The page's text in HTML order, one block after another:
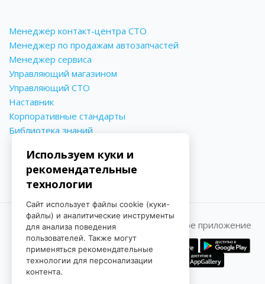
Менеджер контакт-центра СТО
Менеджер по продажам автозапчастей
Менеджер сервиса
Управляющий магазином
Управляющий СТО
Наставник
Корпоративные стандарты
Библиотека знаний
Принимаем к оплате Мобильное приложение
Используем куки и
рекомендательные
технологии
Сайт использует файлы cookie (куки-
файлы) и аналитические инструменты
для анализа поведения
пользователей. Также могут
применяться рекомендательные
технологии для персонализации
контента.